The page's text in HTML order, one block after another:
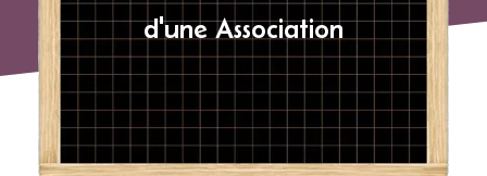
d'une Association